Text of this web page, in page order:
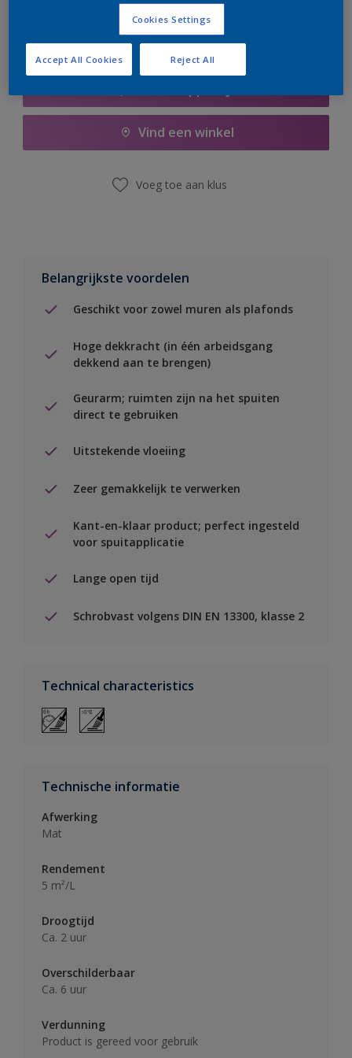
Vind een winkel
Voeg toe aan klus
Belangrijkste voordelen
Geschikt voor zowel muren als plafonds
Hoge dekkracht (in één arbeidsgang
dekkend aan te brengen)
Geurarm; ruimten zijn na het spuiten
direct te gebruiken
Uitstekende vloeiing
Zeer gemakkelijk te verwerken
Kant-en-klaar product; perfect ingesteld
voor spuitapplicatie
Lange open tijd
Schrobvast volgens DIN EN 13300, klasse 2
Technical characteristics
Technische informatie
Afwerking
Mat
Rendement
5 m²/L
Droogtijd
Ca. 2 uur
Overschilderbaar
Ca. 6 uur
Verdunning
Product is gereed voor gebruik
Cookies Settings
Reject All
Accept All Cookies